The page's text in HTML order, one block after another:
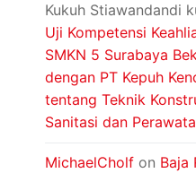
Kukuh Stiawandandi
Uji Kompetensi
SMKN 5 Surabaya
dengan PT Kepuh
tentang Teknik
Sanitasi dan
MichaelCholf on Baja